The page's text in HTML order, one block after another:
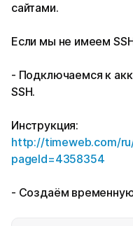
сайтами.
Если мы не имеем
- Подключаемся к
SSH.
Инструкция:
http://timeweb.com/
pageId=4358354
- Создаём